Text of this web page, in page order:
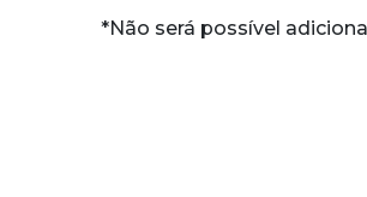
*Não será possível